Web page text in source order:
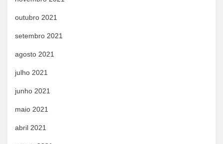
outubro 2021
setembro 2021
agosto 2021
julho 2021
junho 2021
maio 2021
abril 2021